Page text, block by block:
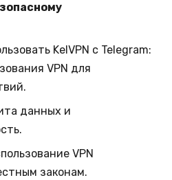
KelVPN с Telegram:
VPN для
данных и
VPN
законам.